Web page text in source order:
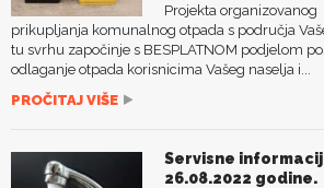
Projekta organizovanog
prikupljanja komunalnog otpada s područja
tu svrhu započinje s BESPLATNOM podjelom
odlaganje otpada korisnicima Vašeg naselja i...
PROČITAJ VIŠE
Servisne
26.08.2022 godine.